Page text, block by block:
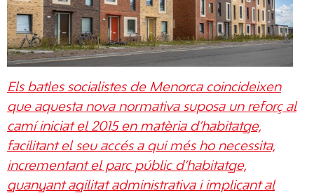
Els batles socialistes de Menorca coincideixen
que aquesta nova normativa suposa un reforç al
camí iniciat el 2015 en matèria d’habitatge,
facilitant el seu accés a qui més ho necessita,
incrementant el parc públic d’habitatge,
guanyant agilitat administrativa i implicant al